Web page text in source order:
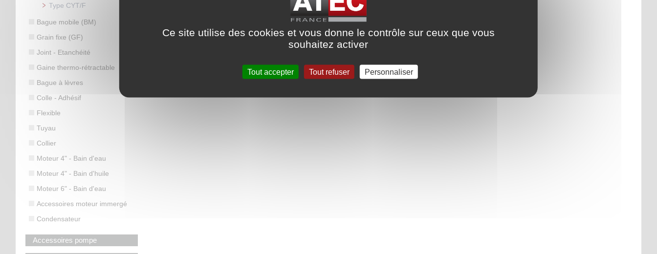
Type CYT/F
Bague mobile (BM)
Grain fixe (GF)
Joint - Etanchéité
Gaine thermo-rétractable
Bague à lèvres
Colle - Adhésif
Flexible
Tuyau
Collier
Moteur 4" - Bain d'eau
Moteur 4" - Bain d'huile
Moteur 6" - Bain d'eau
Accessoires moteur immergé
Condensateur
Accessoires pompe
Ce site utilise des cookies et vous donne le contrôle sur ceux que vous
souhaitez activer
Tout accepter Tout refuser Personnaliser